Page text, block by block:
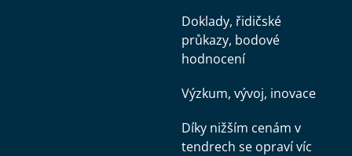
Doklady, řidičské
průkazy, bodové
hodnocení
Výzkum, vývoj, inovace
Díky nižším cenám v
tendrech se opraví víc